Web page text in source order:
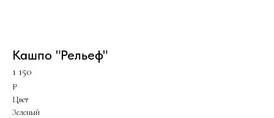
Кашпо "Рельеф"
1 150
₽
Цвет
Зеленый